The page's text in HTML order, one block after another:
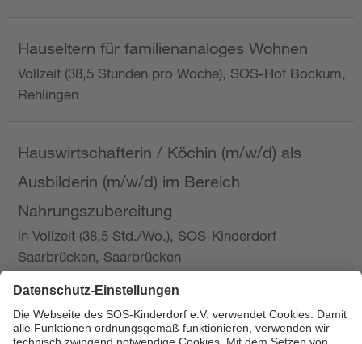
Hauseltern für familienanaloges Wohnen
Vollzeit (38,5 Stunden pro Woche), SOS-Hof Bockum,
Rehlingen
Hauswirtschafterin / Köchin (m/w/d) als
Ausbilderin (m/w/d) im Bereich
Nahrungszubereitung
in Vollzeit (38,5 Std./Wo.), SOS-Kinderdorf
Saarbrücken, Saarbrücken
Hauswirtschaftskraft (m/w/d)
in Teilzeit (mind. 20 - max. 30 Std./.Wo.), SOS-